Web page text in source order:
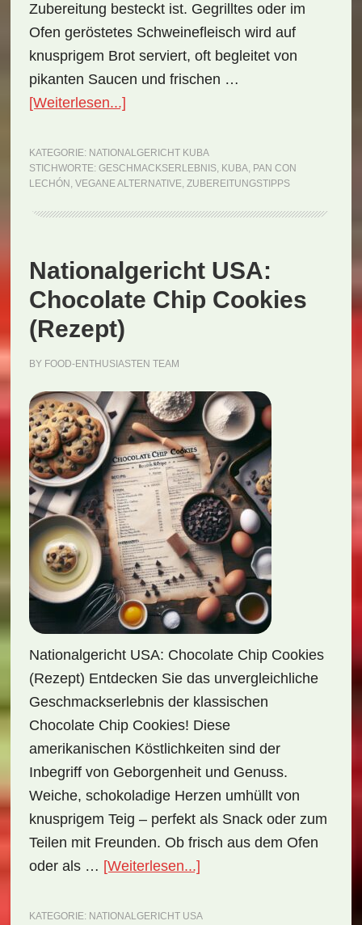
Zubereitung besteckt ist. Gegrilltes oder im
Ofen geröstetes Schweinefleisch wird auf
knusprigem Brot serviert, oft begleitet von
pikanten Saucen und frischen …
[Weiterlesen...]ÜberNationalgericht
Pan
con
(Rezept)
KATEGORIE: NATIONALGERICHT KUBA
STICHWORTE: GESCHMACKSERLEBNIS, KUBA, PAN CON
LECHÓN , VEGANE ALTERNATIVE, ZUBEREITUNGSTIPPS
Nationalgericht USA:
Chocolate Chip Cookies
(Rezept)
BY FOOD-ENTHUSIASTEN TEAM
Nationalgericht USA: Chocolate Chip Cookies
(Rezept) Entdecken Sie das unvergleichliche
Geschmackserlebnis der klassischen
Chocolate Chip Cookies! Diese
amerikanischen Köstlichkeiten sind der
Inbegriff von Geborgenheit und Genuss.
Weiche, schokoladige Herzen umhüllt von
knusprigem Teig – perfekt als Snack oder zum
Teilen mit Freunden. Ob frisch aus dem Ofen
oder als … [Weiterlesen...]ÜberNationalgericht
Chocolate
KATEGORIE: NATIONALGERICHT USA